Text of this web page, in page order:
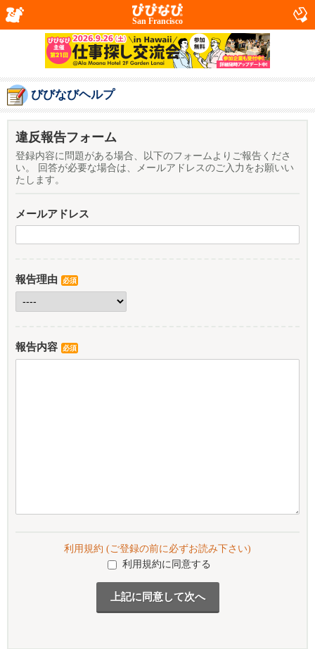
San Francisco
びびなびヘルプ
違反報告フォーム
登録内容に問題がある場合、以下のフォームよりご報告くださ
い。 回答が必要な場合は、メールアドレスのご入力をお願いい
たします。
メールアドレス
報告理由 必須
報告内容 必須
利用規約 (ご登録の前に必ずお読み下さい)
利用規約に同意する